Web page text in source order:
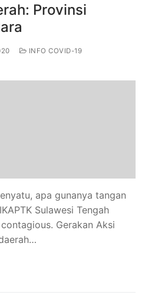
Provinsi
INFO COVID-19
apa gunanya tangan
Sulawesi Tengah
Gerakan Aksi